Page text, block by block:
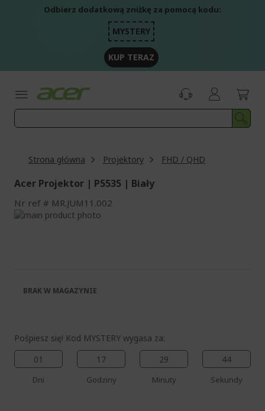
Odbierz dodatkową zniżkę za pomocą kodu:
MYSTERY
KUP TERAZ
Strona główna Projektory FHD / QHD
Acer Projektor | P5535 | Biały
Nr ref MR.JUM11.002
Przejdź
Pośpiesz się! Kod MYSTERY wygasa za:
01
Dni
17
Godziny
29
Minuty
44
Sekundy
BRAK W MAGAZYNIE